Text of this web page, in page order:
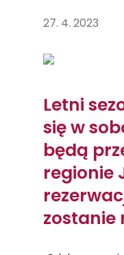
27. 4. 2023
Letni
się w
będą
regionie
zostanie